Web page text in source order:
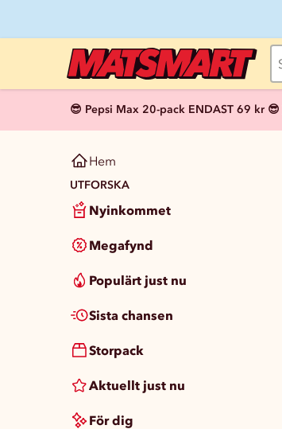
😎 Pepsi Max 20-pack ENDAST 69 kr 😎
Hem
UTFORSKA
Nyinkommet
Megafynd
Populärt just nu
Sista chansen
Storpack
Aktuellt just nu
För dig